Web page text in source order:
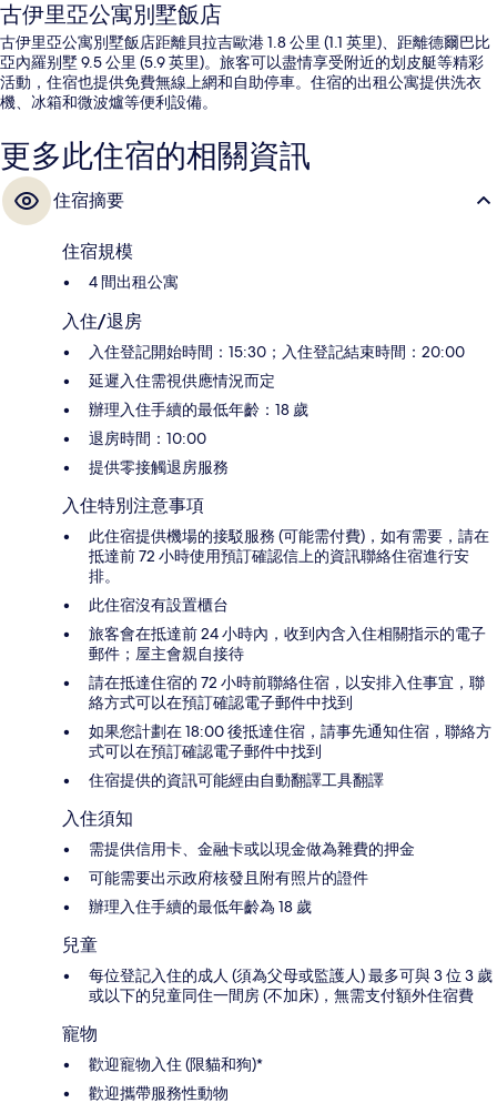
古伊里亞公寓別墅飯店
古伊里亞公寓別墅飯店距離貝拉吉歐港 1.8 公里 (1.1 英里)、距離德爾巴比
亞內羅别墅 9.5 公里 (5.9 英里)。旅客可以盡情享受附近的划皮艇等精彩
活動，住宿也提供免費無線上網和自助停車。住宿的出租公寓提供洗衣
機、冰箱和微波爐等便利設備。
更多此住宿的相關資訊
住宿摘要
住宿規模
4 間出租公寓
入住/退房
入住登記開始時間：15:30；入住登記結束時間：20:00
延遲入住需視供應情況而定
辦理入住手續的最低年齡：18 歲
退房時間：10:00
提供零接觸退房服務
入住特別注意事項
此住宿提供機場的接駁服務 (可能需付費)，如有需要，請在
抵達前 72 小時使用預訂確認信上的資訊聯絡住宿進行安
排。
此住宿沒有設置櫃台
旅客會在抵達前 24 小時內，收到內含入住相關指示的電子
郵件；屋主會親自接待
請在抵達住宿的 72 小時前聯絡住宿，以安排入住事宜，聯
絡方式可以在預訂確認電子郵件中找到
如果您計劃在 18:00 後抵達住宿，請事先通知住宿，聯絡方
式可以在預訂確認電子郵件中找到
住宿提供的資訊可能經由自動翻譯工具翻譯
入住須知
需提供信用卡、金融卡或以現金做為雜費的押金
可能需要出示政府核發且附有照片的證件
辦理入住手續的最低年齡為 18 歲
兒童
每位登記入住的成人 (須為父母或監護人) 最多可與 3 位 3 歲
或以下的兒童同住一間房 (不加床)，無需支付額外住宿費
寵物
歡迎寵物入住 (限貓和狗)*
歡迎攜帶服務性動物